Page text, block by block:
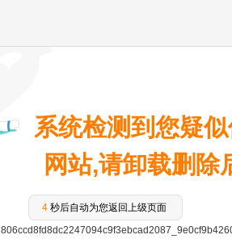
系统检测到您疑
网站,请卸载删
4 秒后自动为您返回上级页面